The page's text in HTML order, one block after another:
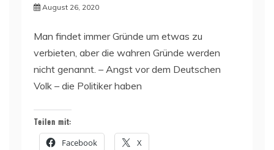
August 26, 2020
Man findet immer Gründe um etwas zu
verbieten, aber die wahren Gründe werden
nicht genannt. – Angst vor dem Deutschen
Volk – die Politiker haben
Teilen mit:
Facebook X